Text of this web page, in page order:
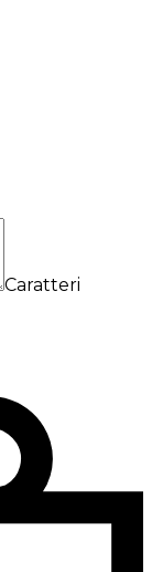
Caratteri